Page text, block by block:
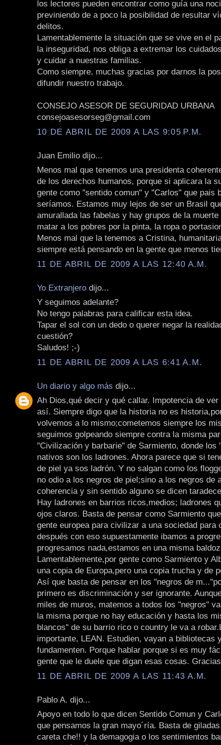
los lectores pueden encontrar como guía una
previniendo de a poco la posibilidad de resultar
delitos.
Lamentablemente la situación que se vive en el
la inseguridad, nos obliga a extremar los
y cuidar a nuestras familias.
Como siempre, muchas gracias por darnos la
difundir nuestro trabajo.
CONSEJO ASESOR DE SEGURIDAD URBANA
consejoasesorseg@gmail.com
10 DE ABRIL DE 2009 A LAS 9:05 P.M.
Juan Emilio dijo...
Menos mal que tenemos una presidenta
de los derechos humanos, porque si aplicara la
gente como "sentido comun" y "Carlos" que pais
seríamos. Estamos muy lejos de ser un Brasil
amurallada las fabelas y hay grupos de la muerte
matar a los pobres por la pinta, la ropa o
Menos mal que la tenemos a Cristina,
siempre está pensando en la gente que menos
11 DE ABRIL DE 2009 A LAS 12:40 A.M.
Yo Extranjero dijo...
Y seguimos adelante?
No tengo palabras para calificar esta idea.
Tapar el sol con un dedo o querer negar la
cuestión?
Saludos! ;-)
11 DE ABRIL DE 2009 A LAS 6:41 A.M.
Un diario y algo más dijo...
Ah Dios,qué decir y qué callar. Impotencia de
así. Siempre digo que la historia no es
volvemos a lo mismo;cometemos siempre los
seguimos golpeando siempre contra la misma
"Civilización y barbarie" de Sarmiento, donde los
nativos son los ladrones. Ahora parece que si
de piel ya sos ladrón. Y no salgan como los
no odio a los negros de piel;sino a los negros de
coherencia y sin sentido alguno se dicen
Hay ladrones en barrios ricos,medios; ladrones
ojos claros. Basta de pensar como Sarmiento
gente europea para civilizar a una sociedad para
después con eso supuestamente ibamos a
progresamos nada,estamos en una misma
Lamentablemente,por gente como Sarmiento y
una copia de Europa,pero una copia trucha y de
Así que basta de pensar en los "negros de
primero es discriminación y ser ignorante.
miles de muros, matemos a todos los "negros"
la misma porque no hay educación y hasta los
blancos" de su barrio rico o country le va a
importante, LEAN. Estudien, vayan a bibliotecas
fundamenten. Porque hablar porque si es muy
gente que le duele que digan esas cosas.
11 DE ABRIL DE 2009 A LAS 11:43 A.M.
Pablo A. dijo...
Apoyo en todo lo que dicen Sentido Comun y
que pensamos la gran mayo´ría. Basta de
careta che!! y la demagogia o los sentimientos